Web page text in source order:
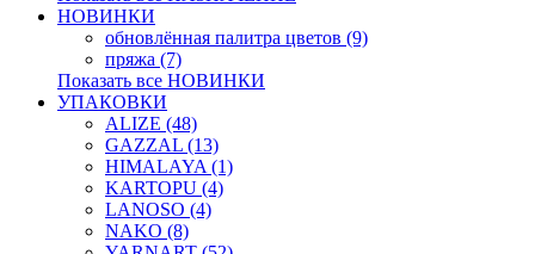
НОВИНКИ
обновлённая палитра цветов (9)
пряжа (7)
Показать все НОВИНКИ
УПАКОВКИ
ALIZE (48)
GAZZAL (13)
HIMALAYA (1)
KARTOPU (4)
LANOSO (4)
NAKO (8)